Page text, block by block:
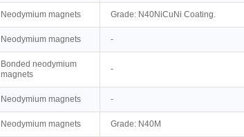
Neodymium magnets Grade: N40NiCuNi Coating.
Neodymium magnets -
Bonded neodymium
magnets
-
Neodymium magnets -
Neodymium magnets Grade: N40M